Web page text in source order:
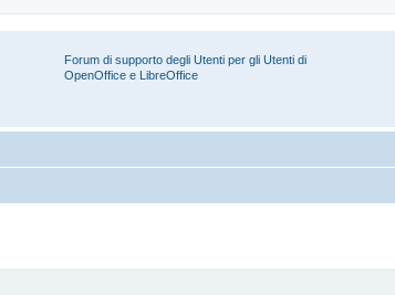
Forum di supporto degli Utenti per gli Utenti di
OpenOffice e LibreOffice